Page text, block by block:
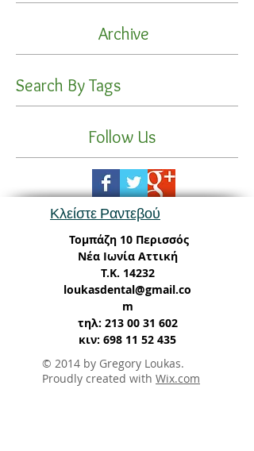
Archive
Search By Tags
Follow Us
Κλείστε Ραντεβού
Τομπάζη 10 Περισσός
Νέα Ιωνία Αττική
Τ.Κ. 14232
loukasdental@gmail.co
m
τηλ: 213 00 31 602
κιν: 698 11 52 435
© 2014 by Gregory Loukas.
Proudly created with Wix.com